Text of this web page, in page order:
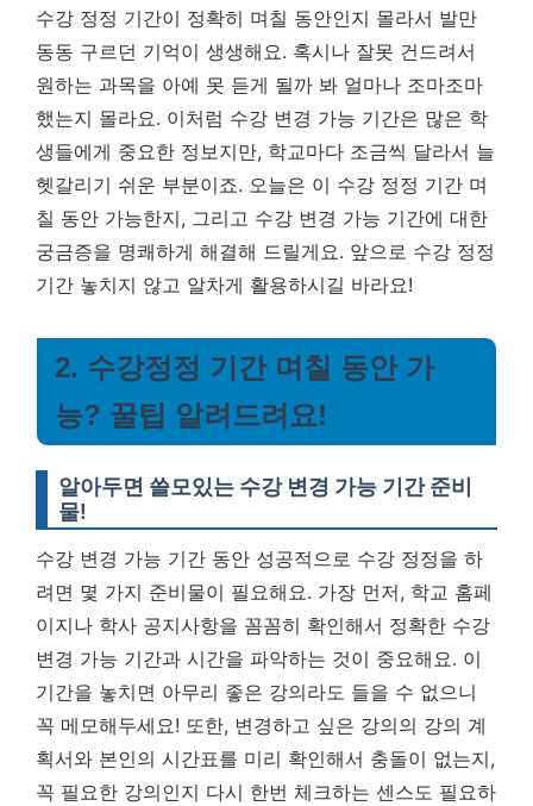
수강 정정 기간이 정확히 며칠 동안인지 몰라서 발만
동동 구르던 기억이 생생해요. 혹시나 잘못 건드려서
원하는 과목을 아예 못 듣게 될까 봐 얼마나 조마조마
했는지 몰라요. 이처럼 수강 변경 가능 기간은 많은 학
생들에게 중요한 정보지만, 학교마다 조금씩 달라서 늘
헷갈리기 쉬운 부분이죠. 오늘은 이 수강 정정 기간 며
칠 동안 가능한지, 그리고 수강 변경 가능 기간에 대한
궁금증을 명쾌하게 해결해 드릴게요. 앞으로 수강 정정
기간 놓치지 않고 알차게 활용하시길 바라요!
2. 수강정정 기간 며칠 동안 가
능? 꿀팁 알려드려요!
알아두면 쓸모있는 수강 변경 가능 기간 준비
물!
수강 변경 가능 기간 동안 성공적으로 수강 정정을 하
려면 몇 가지 준비물이 필요해요. 가장 먼저, 학교 홈페
이지나 학사 공지사항을 꼼꼼히 확인해서 정확한 수강
변경 가능 기간과 시간을 파악하는 것이 중요해요. 이
기간을 놓치면 아무리 좋은 강의라도 들을 수 없으니
꼭 메모해두세요! 또한, 변경하고 싶은 강의의 강의 계
획서와 본인의 시간표를 미리 확인해서 충돌이 없는지,
꼭 필요한 강의인지 다시 한번 체크하는 센스도 필요하